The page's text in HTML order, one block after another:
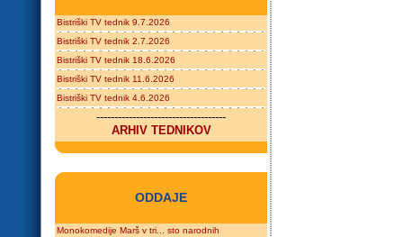
Bistriški TV tednik 9.7.2026
Bistriški TV tednik 2.7.2026
Bistriški TV tednik 18.6.2026
Bistriški TV tednik 11.6.2026
Bistriški TV tednik 4.6.2026
------------------------------------
ARHIV TEDNIKOV
ODDAJE
Monokomedije Marš v tri... sto narodnih